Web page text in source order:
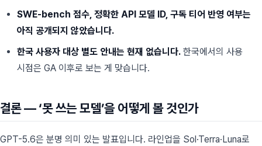
SWE-bench 점수, 정확한 API 모델 ID, 구독 티어 반영 여부는
아직 공개되지 않았습니다.
한국 사용자 대상 별도 안내는 현재 없습니다.한국에서의 사용
시점은 GA 이후로 보는 게 맞습니다.
결론 — ‘못 쓰는 모델’을 어떻게 볼 것인가
GPT-5.6은 분명 의미 있는 발표입니다. 라인업을 Sol·Terra·Luna로